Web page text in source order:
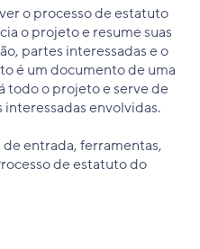
o processo de estatuto
o projeto e resume suas
partes interessadas e o
é um documento de uma
todo o projeto e serve de
envolvidas.
entrada, ferramentas,
de estatuto do